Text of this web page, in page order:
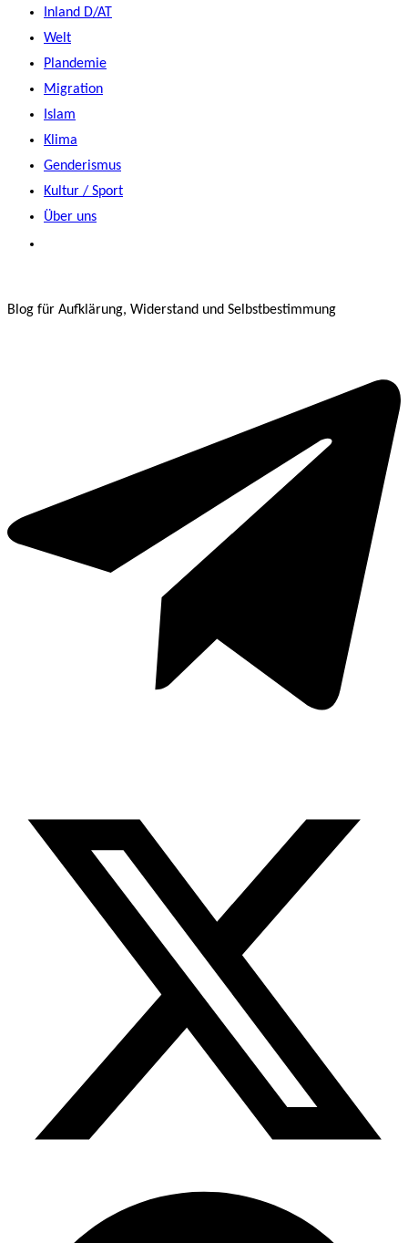
Inland D/AT
Welt
Plandemie
Migration
Islam
Klima
Genderismus
Kultur / Sport
Über uns
Blog für Aufklärung, Widerstand und Selbstbestimmung